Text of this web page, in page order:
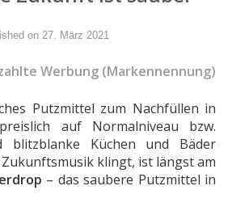
on 27. März 2021
Werbung (Markennennung)
Putzmittel zum Nachfüllen in
auf Normalniveau bzw.
Küchen und Bäder
klingt, ist längst am
– das saubere Putzmittel in